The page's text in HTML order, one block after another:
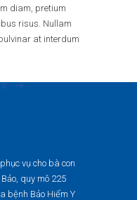
diam, pretium
risus. Nullam
at interdum
vụ cho bà con
quy mô 225
bệnh Bảo Hiểm Y